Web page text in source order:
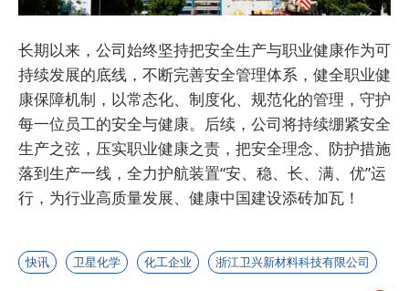
长期以来，公司始终坚持把安全生产与职业健康作为可
持续发展的底线，不断完善安全管理体系，健全职业健
康保障机制，以常态化、制度化、规范化的管理，守护
每一位员工的安全与健康。后续，公司将持续绷紧安全
生产之弦，压实职业健康之责，把安全理念、防护措施
落到生产一线，全力护航装置“安、稳、长、满、优”运
行，为行业高质量发展、健康中国建设添砖加瓦！
快讯 卫星化学 化工企业 浙江卫兴新材料科技有限公司